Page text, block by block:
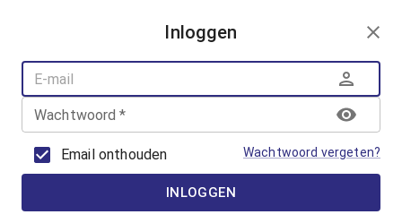
AANMELDEN
AQUAFUN
BANENZWEMMEN
AQUAHEALTH
Banenzwemmen
Inloggen
Wachtwoord *
Email onthouden Wachtwoord vergeten?
INLOGGEN